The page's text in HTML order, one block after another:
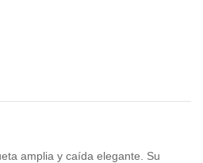
amplia y caída elegante. Su